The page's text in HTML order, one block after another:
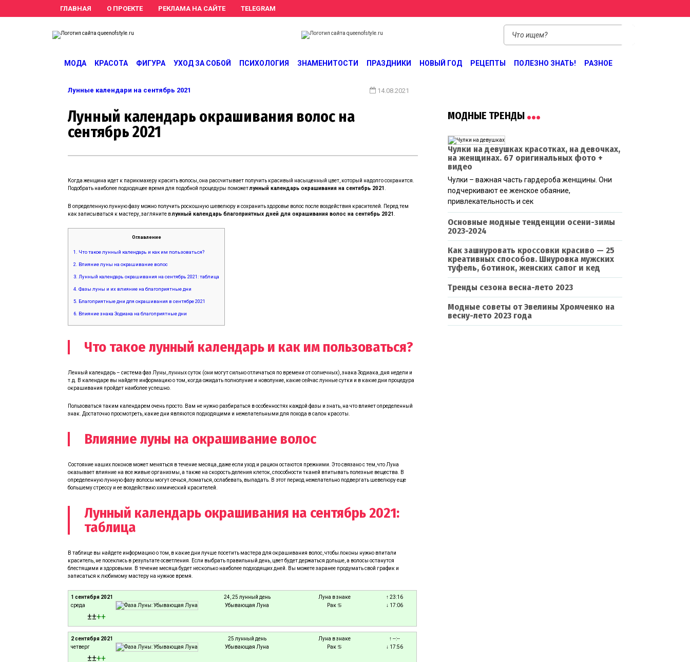
ГЛАВНАЯ О ПРОЕКТЕ РЕКЛАМА НА САЙТЕ TELEGRAM
МОДА КРАСОТА ФИГУРА УХОД ЗА СОБОЙ ПСИХОЛОГИЯ ЗНАМЕНИТОСТИ ПРАЗДНИКИ НОВЫЙ ГОД РЕЦЕПТЫ ПОЛЕЗНО ЗНАТЬ! РАЗНОЕ
Лунные календари на сентябрь 2021 14.08.2021
Лунный календарь окрашивания волос на
сентябрь 2021
Когда женщина идет к парикмахеру красить волосы, она рассчитывает получить красивый насыщенный цвет, который надолго сохранится.
Подобрать наиболее подходящее время для подобной процедуры поможетлунный календарь окрашивания на сентябрь 2021
В определенную лунную фазу можно получить роскошную шевелюру и сохранить здоровье волос после воздействия красителей. Перед тем
как записываться к мастеру, загляните влунный календарь благоприятных дней для окрашивания волос на сентябрь 2021
Оглавление
1. Что такое лунный календарь и как им пользоваться?
2. Влияние луны на окрашивание волос
3. Лунный календарь окрашивания на сентябрь 2021: таблица
4. Фазы луны и их влияние на благоприятные дни
5. Благоприятные дни для окрашивания в сентябре 2021
6. Влияние знака Зодиака на благоприятные дни
Что такое лунный календарь и как им пользоваться?
Ленный календарь – система фаз Луны, лунных суток (они могут сильно отличаться по времени от солнечных), знака Зодиака, дня недели и
т.д. В календаре вы найдете информацию о том, когда ожидать полнолуние и новолуние, какие сейчас лунные сутки и в какие дни процедура
окрашивания пройдет наиболее успешно.
Пользоваться таким календарем очень просто. Вам не нужно разбираться в особенностях каждой фазы и знать, на что влияет определенный
знак. Достаточно просмотреть, какие дни являются подходящими и нежелательными для похода в салон красоты.
Влияние луны на окрашивание волос
Состояние наших локонов может меняться в течение месяца, даже если уход и рацион остаются прежними. Это связано с тем, что Луна
оказывает влияние на все живые организмы, а также на скорость деления клеток, способности тканей впитывать полезные вещества. В
определенную лунную фазу волосы могут сечься, ломаться, ослабевать, выпадать. В этот период нежелательно подвергать шевелюру еще
большему стрессу и ее воздействию химический красителей.
Лунный календарь окрашивания на сентябрь 2021:
таблица
В таблице вы найдете информацию о том, в какие дни лучше посетить мастера для окрашивания волос, чтобы локоны нужно впитали
краситель, не посеклись в результате осветления. Если выбрать правильный день, цвет будет держаться дольше, а волосы останутся
блестящими и здоровыми. В течение месяца будет несколько наиболее подходящих дней. Вы можете заранее продумать свой график и
записаться к любимому мастеру на нужное время.
1 сентября 2021
среда
24, 25 лунный день
Убывающая Луна
Луна в знаке
Рак ♋
↑ 23:16
↓ 17:06
±±++
2 сентября 2021
четверг
25 лунный день
Убывающая Луна
Луна в знаке
Рак ♋
↑ --:--
↓ 17:56
±±++
МОДНЫЕ ТРЕНДЫ
Чулки на девушках красотках, на девочках,
на женщинах. 67 оригинальных фото +
видео
Чулки – важная часть гардероба женщины. Они
подчеркивают ее женское обаяние,
привлекательность и сек
Основные модные тенденции осени-зимы
2023-2024
Как зашнуровать кроссовки красиво — 25
креативных способов. Шнуровка мужских
туфель, ботинок, женских сапог и кед
Тренды сезона весна-лето 2023
Модные советы от Эвелины Хромченко на
весну-лето 2023 года